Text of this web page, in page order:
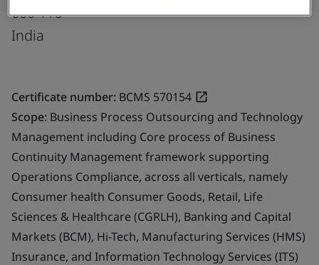
600 116
India
Certificate number: BCMS 570154
Scope: Business Process Outsourcing and Technology
Management including Core process of Business
Continuity Management framework supporting
Operations Compliance, across all verticals, namely
Consumer health Consumer Goods, Retail, Life
Sciences & Healthcare (CGRLH), Banking and Capital
Markets (BCM), Hi-Tech, Manufacturing Services (HMS)
Insurance, and Information Technology Services (ITS)